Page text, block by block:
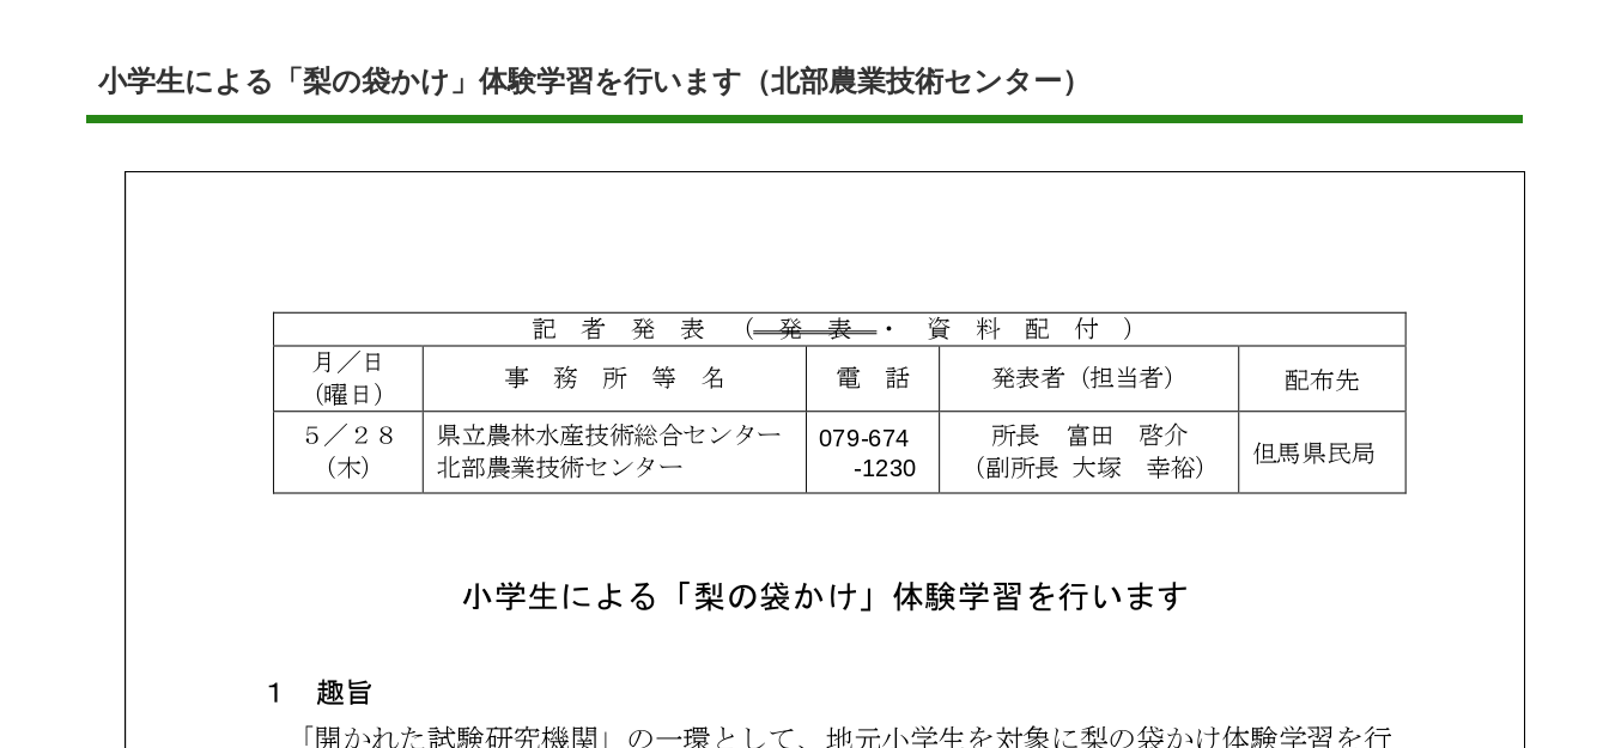
小学生による「梨の袋かけ」体験学習を行います（北部農業技術センター）